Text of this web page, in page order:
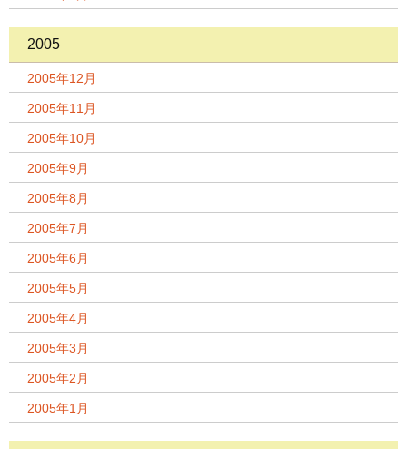
2005
2005年12月
2005年11月
2005年10月
2005年9月
2005年8月
2005年7月
2005年6月
2005年5月
2005年4月
2005年3月
2005年2月
2005年1月